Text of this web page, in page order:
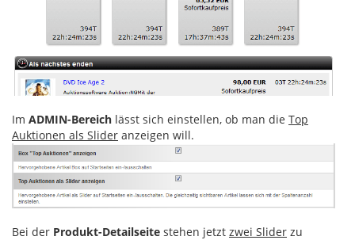
Im ADMIN-Bereich lässt sich einstellen, ob man die Top
Auktionen als Slider anzeigen will.
Bei der Produkt-Detailseite stehen jetzt zwei Slider zu